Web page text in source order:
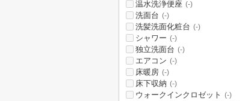
温水洗浄便座 (-)
洗面台 (-)
洗髪洗面化粧台 (-)
シャワー (-)
独立洗面台 (-)
エアコン (-)
床暖房 (-)
床下収納 (-)
ウォークインクロゼット (-)